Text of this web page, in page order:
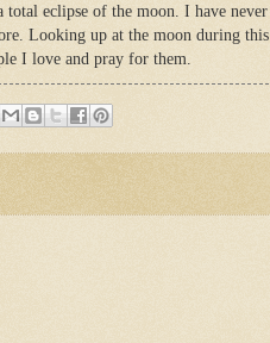
total eclipse of the moon. I have never
Looking up at the moon during this
I love and pray for them.